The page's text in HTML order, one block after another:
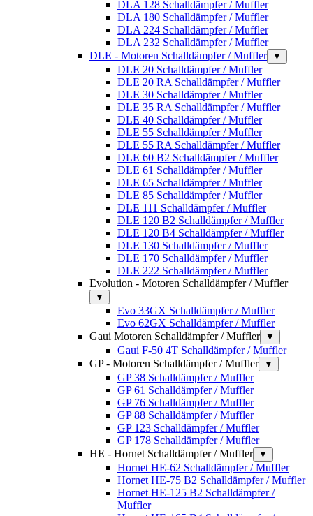
DLA 128 Schalldämpfer / Muffler
DLA 180 Schalldämpfer / Muffler
DLA 224 Schalldämpfer / Muffler
DLA 232 Schalldämpfer / Muffler
DLE - Motoren Schalldämpfer / Muffler
▼
DLE 20 Schalldämpfer / Muffler
DLE 20 RA Schalldämpfer / Muffler
DLE 30 Schalldämpfer / Muffler
DLE 35 RA Schalldämpfer / Muffler
DLE 40 Schalldämpfer / Muffler
DLE 55 Schalldämpfer / Muffler
DLE 55 RA Schalldämpfer / Muffler
DLE 60 B2 Schalldämpfer / Muffler
DLE 61 Schalldämpfer / Muffler
DLE 65 Schalldämpfer / Muffler
DLE 85 Schalldämpfer / Muffler
DLE 111 Schalldämpfer / Muffler
DLE 120 B2 Schalldämpfer / Muffler
DLE 120 B4 Schalldämpfer / Muffler
DLE 130 Schalldämpfer / Muffler
DLE 170 Schalldämpfer / Muffler
DLE 222 Schalldämpfer / Muffler
Evolution - Motoren Schalldämpfer / Muffler
▼
Evo 33GX Schalldämpfer / Muffler
Evo 62GX Schalldämpfer / Muffler
Gaui Motoren Schalldämpfer / Muffler
▼
Gaui F-50 4T Schalldämpfer / Muffler
GP - Motoren Schalldämpfer / Muffler
▼
GP 38 Schalldämpfer / Muffler
GP 61 Schalldämpfer / Muffler
GP 76 Schalldämpfer / Muffler
GP 88 Schalldämpfer / Muffler
GP 123 Schalldämpfer / Muffler
GP 178 Schalldämpfer / Muffler
HE - Hornet Schalldämpfer / Muffler
▼
Hornet HE-62 Schalldämpfer / Muffler
Hornet HE-75 B2 Schalldämpfer / Muffler
Hornet HE-125 B2 Schalldämpfer /
Muffler